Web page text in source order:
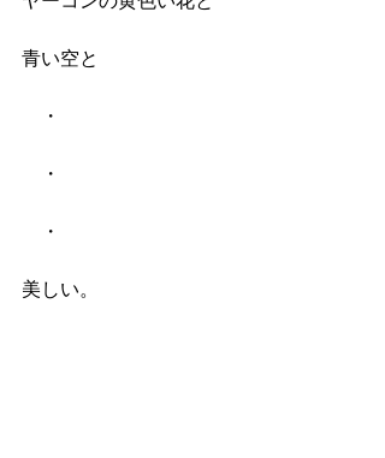
青い空と
・
・
・
美しい。